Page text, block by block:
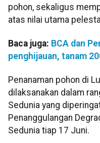
pohon, sekaligus
atas nilai utama
Baca juga: BCA dan
penghijauan, tanam
Penanaman pohon di
dilaksanakan dalam
Sedunia yang
Penanggulangan
Sedunia tiap 17 Juni.